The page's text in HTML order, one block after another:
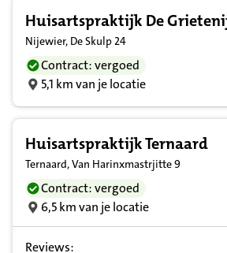
Huisartspraktijk De
Nijewier, De Skulp 24
Contract: vergoed
5,1 km van je locatie
Huisartspraktijk Ternaard
Ternaard, Van Harinxmastrjitte 9
Contract: vergoed
6,5 km van je locatie
Reviews: